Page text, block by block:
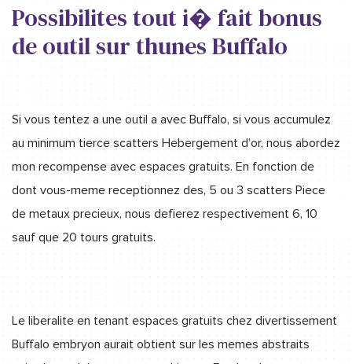
Possibilites tout i� fait bonus
de outil sur thunes Buffalo
Si vous tentez a une outil a avec Buffalo, si vous accumulez
au minimum tierce scatters Hebergement d’or, nous abordez
mon recompense avec espaces gratuits. En fonction de
dont vous-meme receptionnez des, 5 ou 3 scatters Piece
de metaux precieux, nous defierez respectivement 6, 10
sauf que 20 tours gratuits.
Le liberalite en tenant espaces gratuits chez divertissement
Buffalo embryon aurait obtient sur les memes abstraits